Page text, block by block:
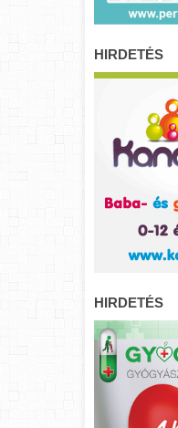
HIRDETÉS
HIRDETÉS